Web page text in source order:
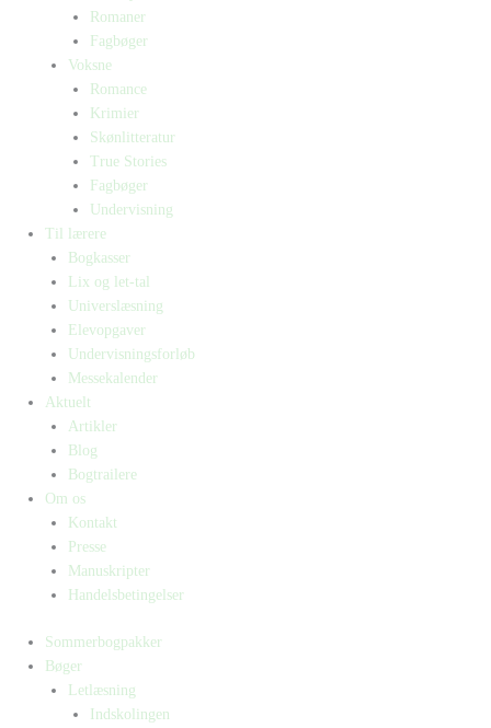
Romaner
Fagbøger
Voksne
Romance
Krimier
Skønlitteratur
True Stories
Fagbøger
Undervisning
Til lærere
Bogkasser
Lix og let-tal
Universlæsning
Elevopgaver
Undervisningsforløb
Messekalender
Aktuelt
Artikler
Blog
Bogtrailere
Om os
Kontakt
Presse
Manuskripter
Handelsbetingelser
Sommerbogpakker
Bøger
Letlæsning
Indskolingen